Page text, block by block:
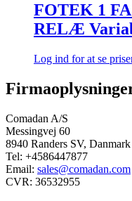
FOTEK 1
RELÆ
Log ind for at se
Comadan A/S
Messingvej 60
8940 Randers SV, Danmark
Tel: +4586447877
Email: sales@comadan.com
CVR: 36532955